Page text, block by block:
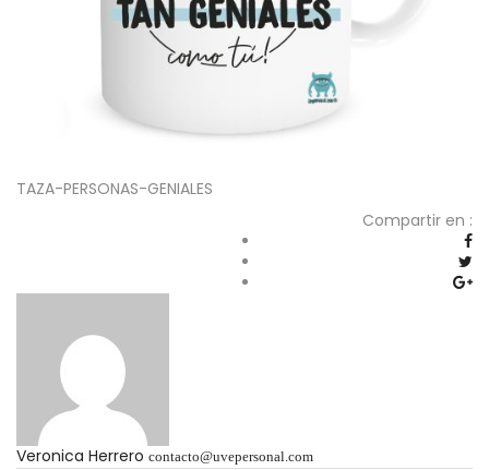
TAZA-PERSONAS-GENIALES
Compartir en :
Veronica Herrero contacto@uvepersonal.com